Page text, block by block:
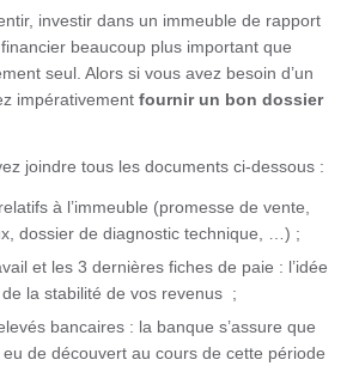
investir dans un immeuble de rapport
beaucoup plus important que
seul. Alors si vous avez besoin d’un
impérativement fournir un bon dossier
joindre tous les documents ci-dessous :
à l’immeuble (promesse de vente,
dossier de diagnostic technique, …) ;
et les 3 dernières fiches de paie : l’idée
de la stabilité de vos revenus ;
bancaires : la banque s’assure que
eu de découvert au cours de cette période